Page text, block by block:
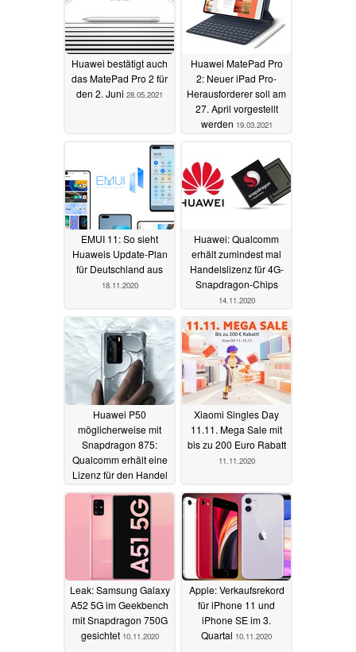
Huawei bestätigt auch
das MatePad Pro 2 für
den 2. Juni 28.05.2021
Huawei MatePad Pro
2: Neuer iPad Pro-
Herausforderer soll am
27. April vorgestellt
werden 19.03.2021
EMUI 11: So sieht
Huaweis Update-Plan
für Deutschland aus
18.11.2020
Huawei: Qualcomm
erhält zumindest mal
Handelslizenz für 4G-
Snapdragon-Chips
14.11.2020
Huawei P50
möglicherweise mit
Snapdragon 875:
Qualcomm erhält eine
Lizenz für den Handel
mit Huawei11.11.2020
Xiaomi Singles Day
11.11. Mega Sale mit
bis zu 200 Euro Rabatt
11.11.2020
Leak: Samsung Galaxy
A52 5G im Geekbench
mit Snapdragon 750G
gesichtet 10.11.2020
Apple: Verkaufsrekord
für iPhone 11 und
iPhone SE im 3.
Quartal 10.11.2020